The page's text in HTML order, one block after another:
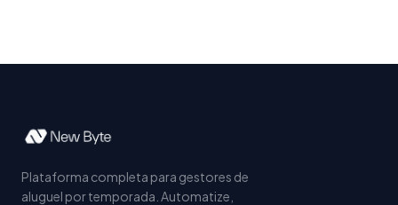
Plataforma completa para gestores de
aluguel por temporada. Automatize,